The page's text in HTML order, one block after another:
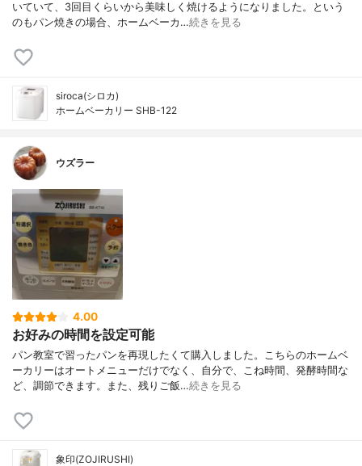
いていて、3回目くらいから美味しく焼けるようになりました。という
のもパン焼きの場合、ホームベーカ…続きを見る
siroca(シロカ)
ホームベーカリー SHB-122
ウズラー
4.00
お好みの時間を設定可能
パン教室で習ったパンを再現したくて購入しました。こちらのホームベ
ーカリーはオートメニューだけでなく、自分で、こね時間、発酵時間な
ど、調節できます。また、残りご飯…続きを見る
象印(ZOJIRUSHI)